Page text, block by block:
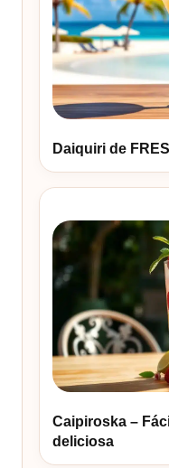
Daiquiri de
Caipiroska –
deliciosa